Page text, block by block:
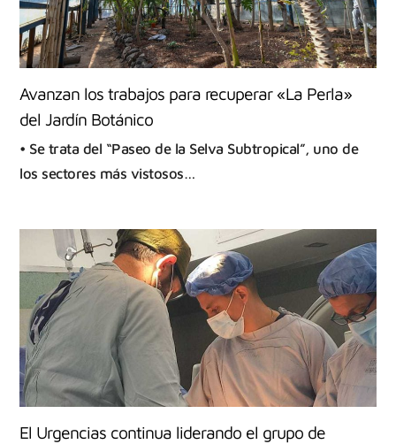
Avanzan los trabajos para recuperar «La Perla»
del Jardín Botánico
• Se trata del “Paseo de la Selva Subtropical”, uno de
los sectores más vistosos…
El Urgencias continua liderando el grupo de